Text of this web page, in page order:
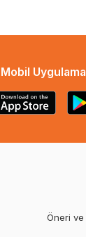
Mobil
Öneri